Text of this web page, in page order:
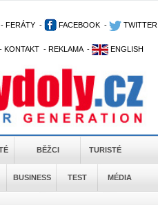
- FERÁTY - FACEBOOK - TWITTER
- KONTAKT - REKLAMA - ENGLISH
BĚŽCI TURISTÉ
BUSINESS TEST MÉDIA